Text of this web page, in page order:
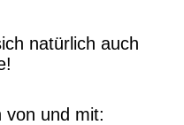
natürlich auch
von und mit: